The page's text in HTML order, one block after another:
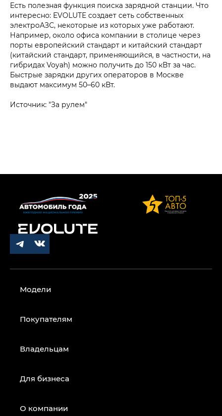
Есть полезная функция поиска зарядной станции. Что
интересно: EVOLUTE создает сеть собственных
электроАЗС, некоторые из которых уже работают.
Например, около офиса компании в столице через
порты европейский стандарт и китайский стандарт
(китайский стандарт, применяющийся, в частности, на
гибридах Voyah) можно получить до 150 кВт за час.
Быстрые зарядки других операторов в Москве
выдают максимум 50–60 кВт.
Источник: "За рулем"
Модели
Покупателям
Владельцам
Для бизнеса
О компании